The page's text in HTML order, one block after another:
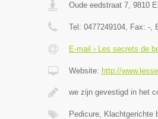
Oude eedstraat 7, 9810
Tel: 0477249104, Fax: -,
E-mail › Les secrets de
Website: http://
we zijn gevestigd in het
Pedicure, Klachtgerichte